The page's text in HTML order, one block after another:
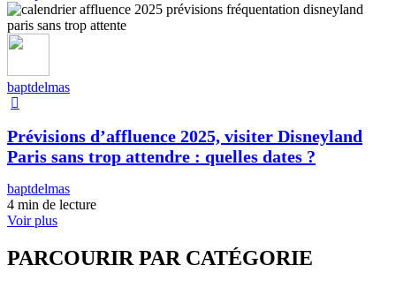
baptdelmas
Prévisions d’affluence 2025, visiter Disneyland
Paris sans trop attendre : quelles dates ?
baptdelmas
4 min de lecture
Voir plus
PARCOURIR PAR CATÉGORIE